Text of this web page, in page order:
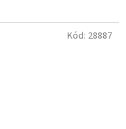
Kód: 28887